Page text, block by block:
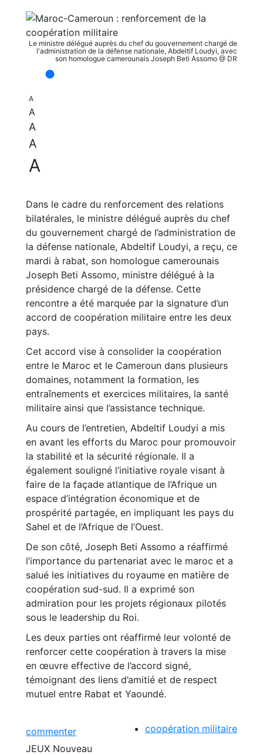
Le ministre délégué auprès du chef du gouvernement chargé de
l'administration de la défense nationale, Abdeltif Loudyi, avec
son homologue camerounais Joseph Beti Assomo @ DR
A
A
A
A
A
Dans le cadre du renforcement des relations
bilatérales, le ministre délégué auprès du chef
du gouvernement chargé de l’administration de
la défense nationale, Abdeltif Loudyi, a reçu, ce
mardi à rabat, son homologue camerounais
Joseph Beti Assomo, ministre délégué à la
présidence chargé de la défense. Cette
rencontre a été marquée par la signature d’un
accord de coopération militaire entre les deux
pays.
Cet accord vise à consolider la coopération
entre le Maroc et le Cameroun dans plusieurs
domaines, notamment la formation, les
entraînements et exercices militaires, la santé
militaire ainsi que l’assistance technique.
Au cours de l’entretien, Abdeltif Loudyi a mis
en avant les efforts du Maroc pour promouvoir
la stabilité et la sécurité régionale. Il a
également souligné l’initiative royale visant à
faire de la façade atlantique de l’Afrique un
espace d’intégration économique et de
prospérité partagée, en impliquant les pays du
Sahel et de l’Afrique de l’Ouest.
De son côté, Joseph Beti Assomo a réaffirmé
l’importance du partenariat avec le maroc et a
salué les initiatives du royaume en matière de
coopération sud-sud. Il a exprimé son
admiration pour les projets régionaux pilotés
sous le leadership du Roi.
Les deux parties ont réaffirmé leur volonté de
renforcer cette coopération à travers la mise
en œuvre effective de l’accord signé,
témoignant des liens d’amitié et de respect
mutuel entre Rabat et Yaoundé.
commenter
coopération militaire
JEUX Nouveau